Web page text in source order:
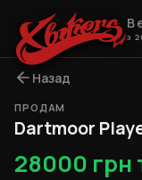
з
Назад
ПРОДАМ
Dartmoor
28000 грн